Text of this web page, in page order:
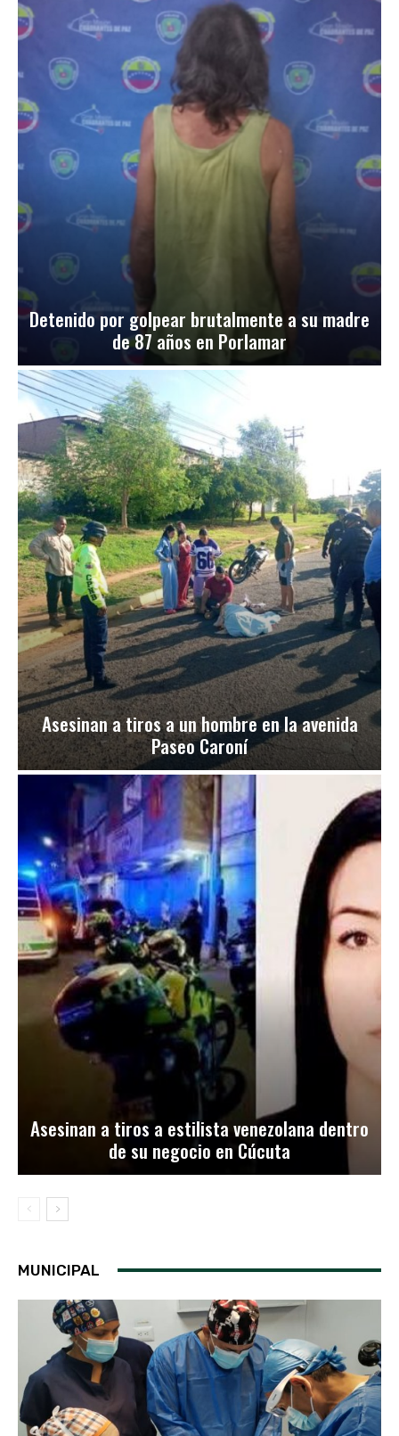
Detenido por golpear brutalmente a su madre
de 87 años en Porlamar
Asesinan a tiros a un hombre en la avenida
Paseo Caroní
Asesinan a tiros a estilista venezolana dentro
de su negocio en Cúcuta
MUNICIPAL